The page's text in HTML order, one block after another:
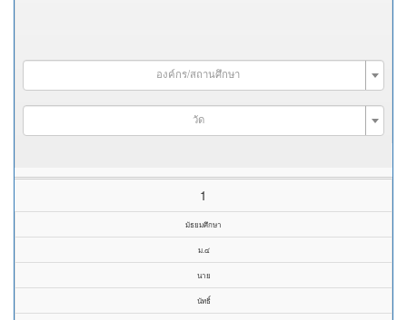
องค์กร/สถานศึกษา
วัด
1
มัธยมศึกษา
ม.๔
นาย
นัทธิ์